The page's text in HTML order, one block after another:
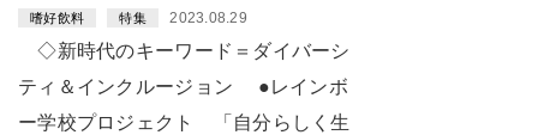
嗜好飲料 特集 2023.08.29
◇新時代のキーワード＝ダイバーシ
ティ＆インクルージョン ●レインボ
ー学校プロジェクト 「自分らしく生